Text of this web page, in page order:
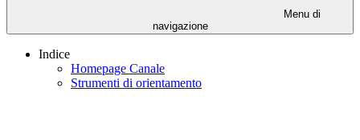
Menu di
navigazione
Indice
Homepage Canale
Strumenti di orientamento